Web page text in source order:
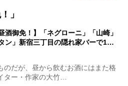
」
酒御免！】「ネグローニ」「山崎」
ン」新宿三丁目の隠れ家バーで1…
だが、昼から飲むお酒にはまた格
ター・作家の大竹…